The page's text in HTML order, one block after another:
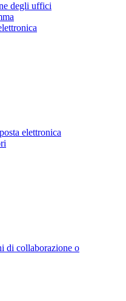
degli uffici
elettronica
di collaborazione o